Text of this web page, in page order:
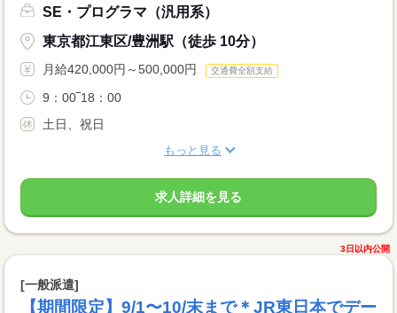
SE・プログラマ（汎用系）
東京都江東区/豊洲駅（徒歩 10分）
月給420,000円～500,000円 交通費全額支給
9：00‾18：00
土日、祝日
もっと見る
求人詳細を見る
3日以内公開
[一般派遣]
【期間限定】9/1〜10/末まで＊JR東日本でデー